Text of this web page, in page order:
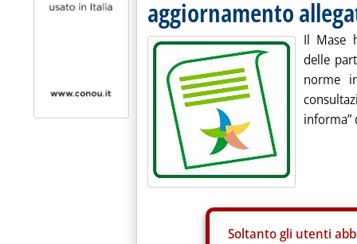
aggiornamento
Il Mase
delle
norme
informa”
Soltanto gli utenti